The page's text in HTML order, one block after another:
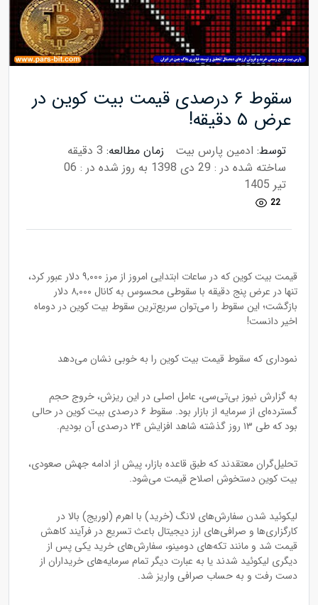
سقوط ۶ درصدی قیمت بیت کوین در
عرض ۵ دقیقه!
توسط: ادمین پارس بیت زمان مطالعه: 3 دقیقه
ساخته شده در : 29 دی 1398
به روز شده در : 06
تیر 1405
22
قیمت بیت کوین که در ساعات ابتدایی امروز از مرز ۹,۰۰۰ دلار عبور کرد،
تنها در عرض پنج دقیقه با سقوطی محسوس به کانال ۸,۰۰۰ دلار
بازگشت؛ این سقوط را می‌توان سریع‌ترین سقوط بیت کوین در دوماه
اخیر دانست!
نموداری که سقوط قیمت بیت کوین را به خوبی نشان می‌دهد
به گزارش نیوز بی‌تی‌سی، عامل اصلی در این ریزش، خروج حجم
گسترده‌ای از سرمایه از بازار بود. سقوط ۶ درصدی بیت کوین در حالی
بود که طی ۱۳ روز گذشته شاهد افزایش ۲۴ درصدی آن بودیم.
تحلیل‌گران معتقدند که طبق قاعده بازار، پیش از ادامه جهش صعودی،
بیت کوین دستخوش اصلاح قیمت می‌شود.
لیکوئید شدن سفارش‌های لانگ (خرید) با اهرم (لوریج) بالا در
کارگزاری‌ها و صرافی‌های ارز دیجیتال باعث تسریع در فرآیند کاهش
قیمت شد و مانند تکه‌های دومینو، سفارش‌های خرید یکی پس از
دیگری لیکوئید شدند یا به عبارت دیگر تمام سرمایه‌های خریداران از
دست رفت و به حساب صرافی واریز شد.